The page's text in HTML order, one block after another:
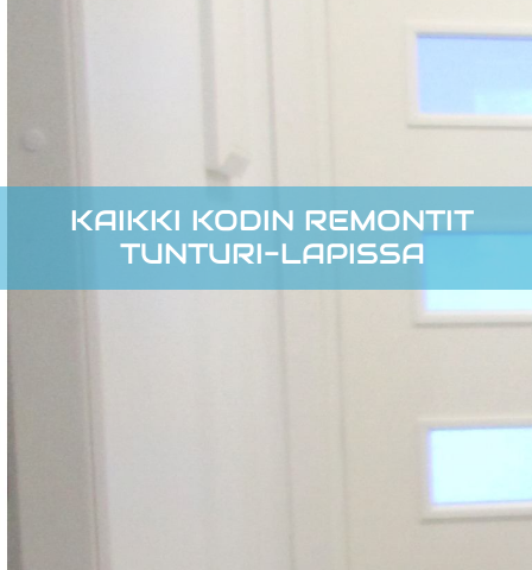
KAIKKI KODIN REMONTIT
TUNTURI-LAPISSA